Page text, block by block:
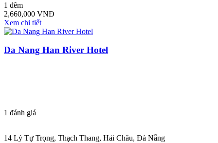
1 đêm
2,660,000 VNĐ
Xem chi tiết
Da Nang Han River Hotel
1 đánh giá
14 Lý Tự Trọng, Thạch Thang, Hải Châu, Đà Nẵng